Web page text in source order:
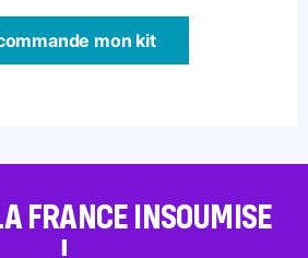
mon kit
FRANCE INSOUMISE